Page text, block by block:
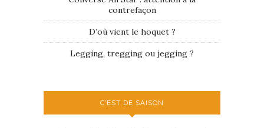
contrefaçon
D’où vient le hoquet ?
Legging, tregging ou jegging ?
C’EST DE SAISON